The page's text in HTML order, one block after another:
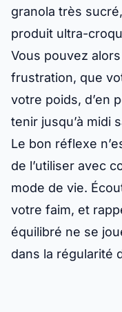
granola très
produit ultra-
Vous pouvez
frustration, que
votre poids, d’en
tenir jusqu’à midi
Le bon réflexe
de l’utiliser avec
mode de vie.
votre faim, et
équilibré ne se
dans la régularité